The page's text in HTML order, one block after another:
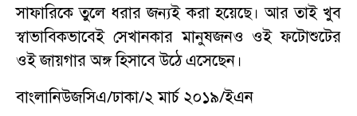
সাফারিকে তুলে ধরার জন্যই করা হয়েছে। আর তাই খুব
স্বাভাবিকভাবেই সেখানকার মানুষজনও ওই ফটোশুটের
ওই জায়গার অঙ্গ হিসাবে উঠে এসেছেন।
বাংলানিউজসিএ/ঢাকা/২ মার্চ ২০১৯/ইএন